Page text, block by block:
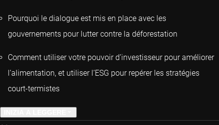
Pourquoi le dialogue est mis en place avec les
gouvernements pour lutter contre la déforestation
Comment utiliser votre pouvoir d’investisseur pour améliorer
l’alimentation, et utiliser l’ESG pour repérer les stratégies
court-termistes